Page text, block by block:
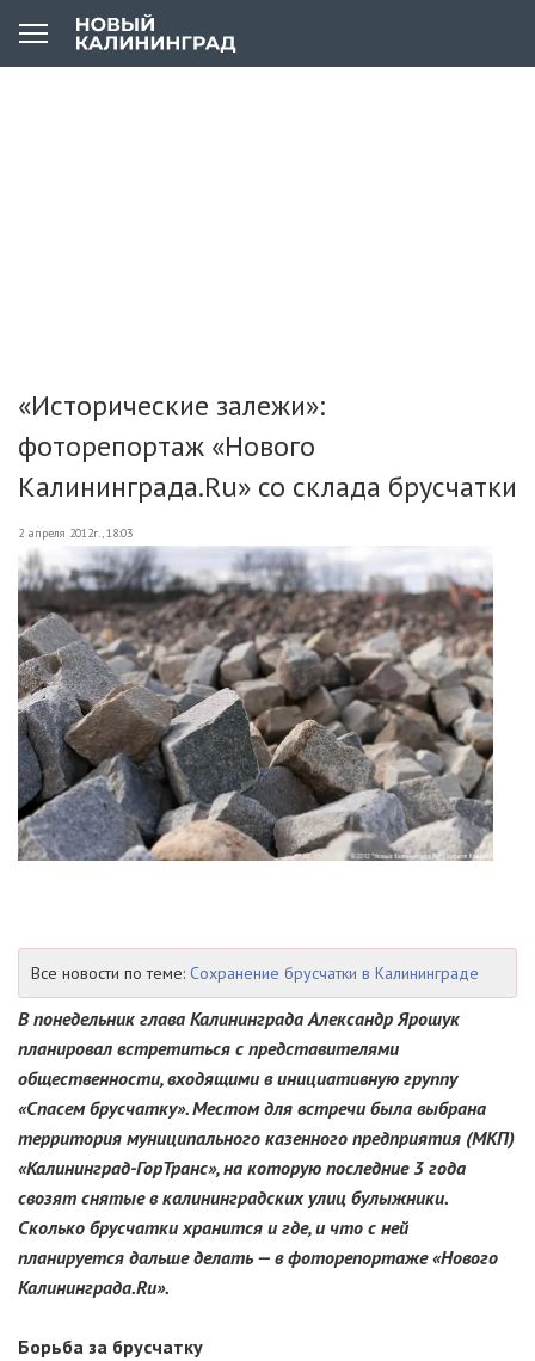
«Исторические залежи»:
фоторепортаж «Нового
Калининграда.Ru» со склада брусчатки
2 апреля 2012г., 18:03
Все новости по теме: Сохранение брусчатки в Калининграде
В понедельник глава Калининграда Александр Ярошук
планировал встретиться с представителями
общественности, входящими в инициативную группу
«Спасем брусчатку». Местом для встречи была выбрана
территория муниципального казенного предприятия (МКП)
«Калининград-ГорТранс», на которую последние 3 года
свозят снятые в калининградских улиц булыжники.
Сколько брусчатки хранится и где, и что с ней
планируется дальше делать — в фоторепортаже «Нового
Калининграда.Ru».
Борьба за брусчатку